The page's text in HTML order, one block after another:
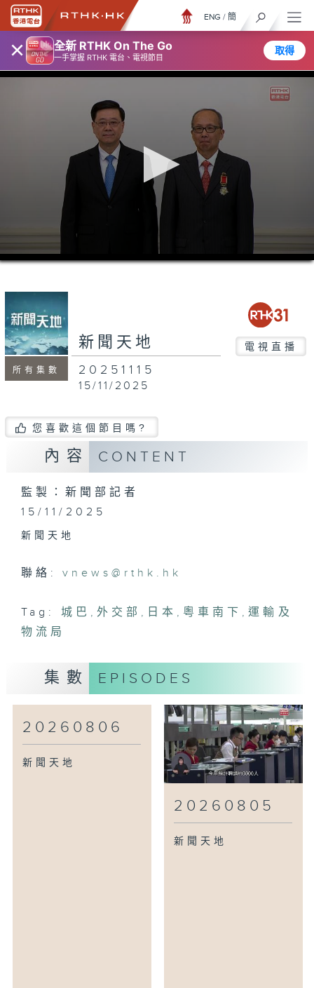
× 全新 RTHK On The Go
一手掌握 RTHK 電台、電視節目
取得
ENG / 簡
0
seconds
minutes,
seconds
所有集數
新聞天地 電視直播
20251115
15/11/2025
您喜歡這個節目嗎?
內容 CONTENT
監製：新聞部記者
15/11/2025
新聞天地
聯絡:vnews@rthk.hk
Tag: 城巴 , 外交部 , 日本 , 粵車南下 ,運輸及
物流局
集數 EPISODES
20260806
新聞天地
20260805
新聞天地